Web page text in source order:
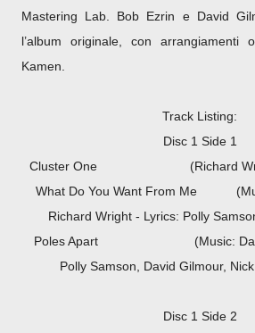
Mastering Lab. Bob Ezrin e David
l’album originale, con arrangiamenti
Kamen.
Track Listing:
Disc 1 Side 1
Cluster One (Richard Wright,
What Do You Want From Me
Richard Wright - Lyrics: Polly
Poles Apart
(Music:
Polly Samson, David Gilmour,
Disc 1 Side 2